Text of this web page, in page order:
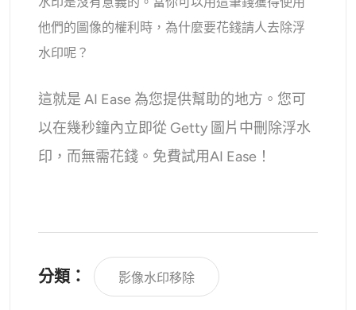
他們的圖像的權利時，為什麼要花錢請人去除浮
水印呢？
這就是 AI Ease 為您提供幫助的地方。您可
以在幾秒鐘內立即從 Getty 圖片中刪除浮水
印，而無需花錢。免費試用AI Ease！
分類： 影像水印移除